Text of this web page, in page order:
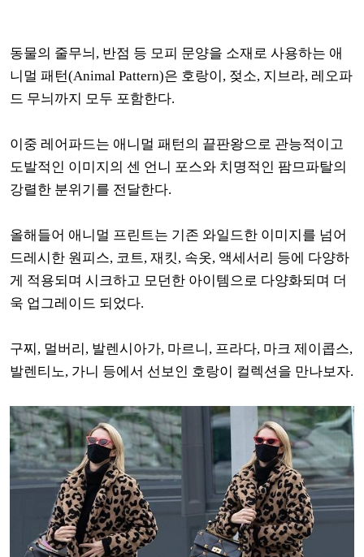
동물의 줄무늬, 반점 등 모피 문양을 소재로 사용하는 애
니멀 패턴(Animal Pattern)은 호랑이, 젖소, 지브라, 레오파
드 무늬까지 모두 포함한다.
이중 레어파드는 애니멀 패턴의 끝판왕으로 관능적이고
도발적인 이미지의 센 언니 포스와 치명적인 팜므파탈의
강렬한 분위기를 전달한다.
올해들어 애니멀 프린트는 기존 와일드한 이미지를 넘어
드레시한 원피스, 코트, 재킷, 속옷, 액세서리 등에 다양하
게 적용되며 시크하고 모던한 아이템으로 다양화되며 더
욱 업그레이드 되었다.
구찌, 멀버리, 발렌시아가, 마르니, 프라다, 마크 제이콥스,
발렌티노, 가니 등에서 선보인 호랑이 컬렉션을 만나보자.